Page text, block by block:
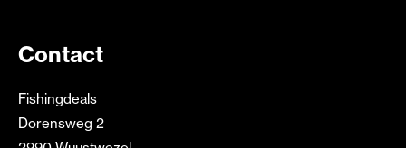
Contact
Fishingdeals
Dorensweg 2